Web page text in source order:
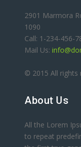
2901 Marmora
1090
Call: 1-234-456-
Mail Us:
© 2015 All rights
About Us
All the Lorem
to repeat